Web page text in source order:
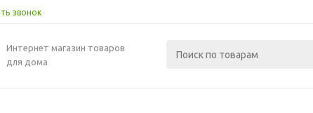
звонок
Интернет магазин товаров
для дома